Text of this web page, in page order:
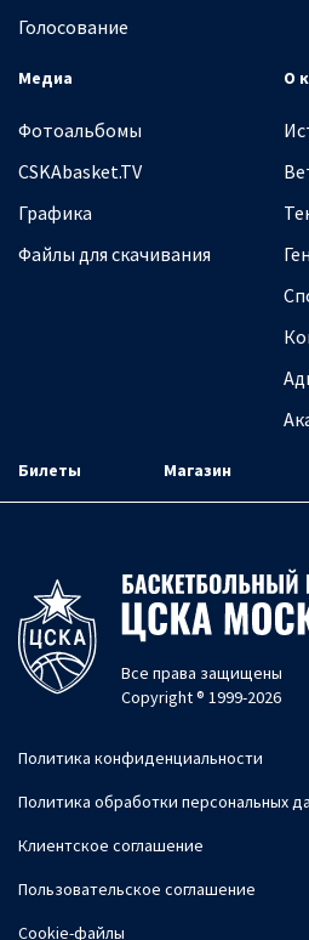
Голосование
Медиа
Фотоальбомы
CSKAbasket.TV
Графика
Файлы для скачивания
О
Билеты Магазин
Все права защищены
Copyright ® 1999-2026
Политика конфиденциальности
Политика обработки персональных
Клиентское соглашение
Пользовательское соглашение
Cookie-файлы